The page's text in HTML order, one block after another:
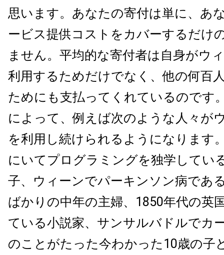
思います。 あなたの寄付は単に、 あ
ービス提供コストをカバーするだけ
ません。 平均的な寄付者は自身がウ
利用するためだけでなく 、他の何百
ためにも支払ってくれているのです
によって、例えば次のような人々が
を利用し続けられるようになります
にいてプログラミングを独学してい
子、
ウィーンでパーキンソン病であ
ばかりの中年の主婦、1850年代の英
ている小説家、 サンサルバドルでカ
のことがたった今わかった10歳の子